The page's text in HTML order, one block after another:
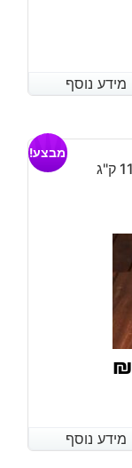
מידע נוסף
מידע נוסף
מבצע!
₪
מידע נוסף
מידע נוסף